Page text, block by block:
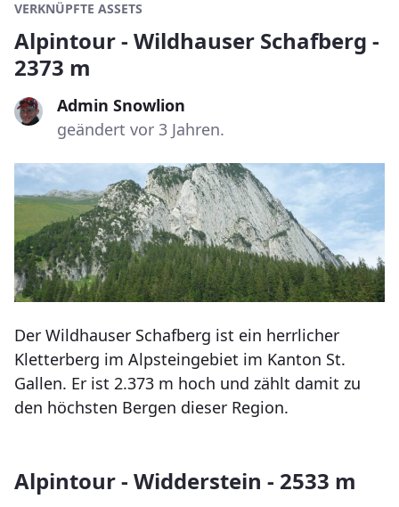
VERKNÜPFTE ASSETS
Alpintour - Wildhauser Schafberg -
2373 m
Admin Snowlion
geändert vor 3 Jahren.
Der Wildhauser Schafberg ist ein herrlicher
Kletterberg im Alpsteingebiet im Kanton St.
Gallen. Er ist 2.373 m hoch und zählt damit zu
den höchsten Bergen dieser Region.
Alpintour - Widderstein - 2533 m